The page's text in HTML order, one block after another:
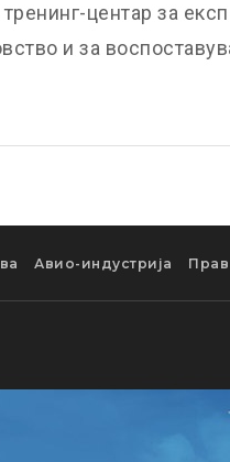
центар за
и за
Авио-индустрија